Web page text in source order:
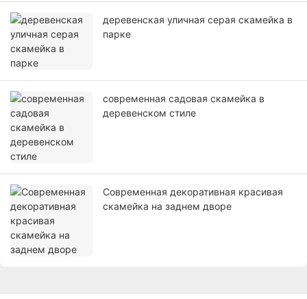
деревенская уличная серая скамейка в
парке
современная садовая скамейка в
деревенском стиле
Современная декоративная красивая
скамейка на заднем дворе